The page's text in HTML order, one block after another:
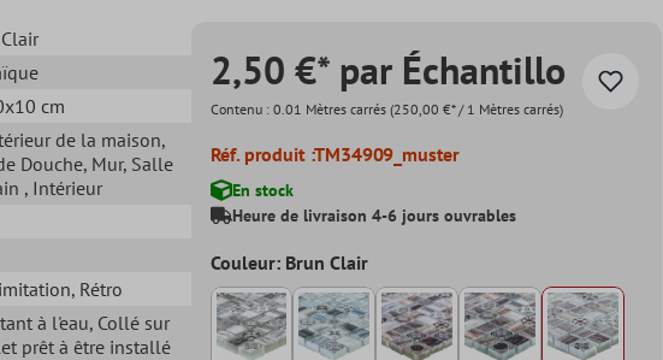
cm
de la maison,
Douche, Mur, Salle
, Intérieur
, Rétro
à l'eau, Collé sur
prêt à être installé
2,50 €* par Échantillo
Contenu : 0.01 Mètres carrés (250,00 €* / 1 Mètres carrés)
Réf. produit :TM34909_muster
En stock
Heure de livraison 4-6 jours ouvrables
Couleur: Brun Clair